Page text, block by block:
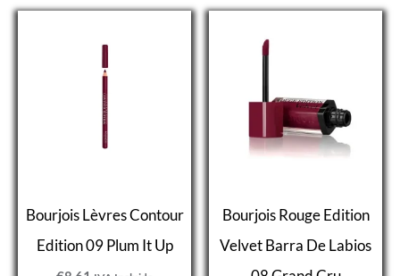
Bourjois Lèvres Contour
Edition 09 Plum It Up
Bourjois Rouge Edition
Velvet Barra De Labios